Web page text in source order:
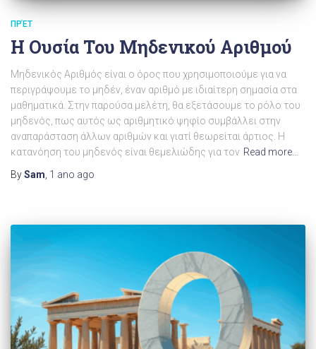
ΠΡΈΤ
Η Ουσία Του Μηδενικού Αριθμού
Μηδενικός Αριθμός είναι ο όρος που χρησιμοποιούμε για να
περιγράψουμε το μηδέν, έναν αριθμό με ιδιαίτερη σημασία στα
μαθηματικά. Στην παρούσα μελέτη, θα εξετάσουμε το ρόλο του
μηδενός, πως αυτός ως αριθμητικό ψηφίο συμβάλλει στην
αναπαράσταση άλλων αριθμών και γιατί θεωρείται άρτιος. Η
κατανόηση του μηδενός είναι θεμελιώδης για τον Read more…
BySam, 1 ano ago